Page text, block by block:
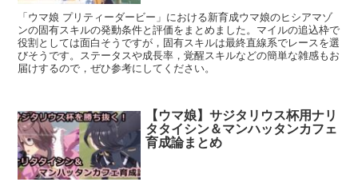
「ウマ娘 プリティーダービー」における新育成ウマ娘のヒシアマゾ
ンの固有スキルの発動条件と評価をまとめました。マイルの追込枠で
役割としては面白そうですが，固有スキルは最終直線系でレースを選
びそうです。ステータスや成長率，覚醒スキルなどの簡単な雑感もお
届けするので，ぜひ参考にしてください。
【ウマ娘】サジタリウス杯用ナリ
タタイシン＆マンハッタンカフェ
育成論まとめ